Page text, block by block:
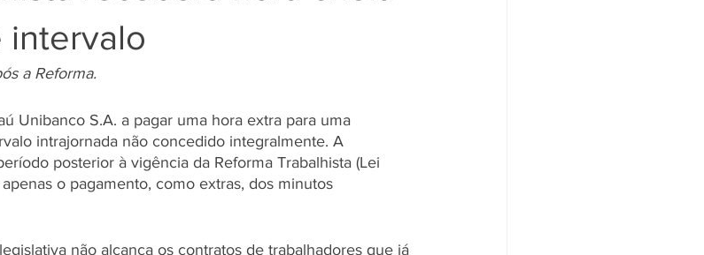
intervalo
a Reforma.
Unibanco S.A. a pagar uma hora extra para uma
intrajornada não concedido integralmente. A
posterior à vigência da Reforma Trabalhista (Lei
o pagamento, como extras, dos minutos
não alcança os contratos de trabalhadores que já